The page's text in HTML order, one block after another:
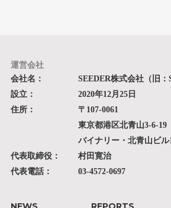
運営会社
会社名：
SEEDER株式会社（旧：
設立：
2020年12月25日
住所：
〒107-0061
東京都港区北青山3-6-19
バイナリー・北青山ビル
代表取締役：
村田寛治
代表電話：
03-4572-0697